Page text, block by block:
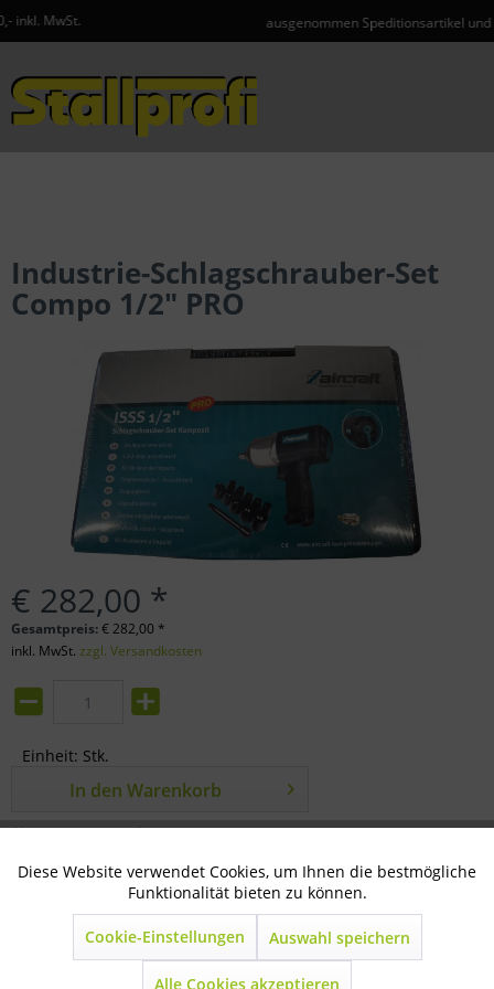
ausgenommen Speditionsartikel und Gefahrgut
Industrie-Schlagschrauber-Set
Compo 1/2" PRO
€ 282,00 *
Gesamtpreis:€282,00 *
inkl. MwSt. zzgl. Versandkosten
Einheit: Stk.
In den Warenkorb
Merken Bewerten
Artikel-Nr.: 43-01-0650
Beschreibung
Technisch notwendig Aktiv
Marketing Inaktiv
Diese Website verwendet Cookies, um Ihnen die bestmögliche
Funktionalität bieten zu können.
Cookie-Einstellungen Auswahl speichern
Alle Cookies akzeptieren